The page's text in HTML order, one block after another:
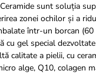
sunt soluția
zonei ochilor și a
într-un borcan (60
cu gel special
calitate a pielii, cu
alge, Q10, colagen